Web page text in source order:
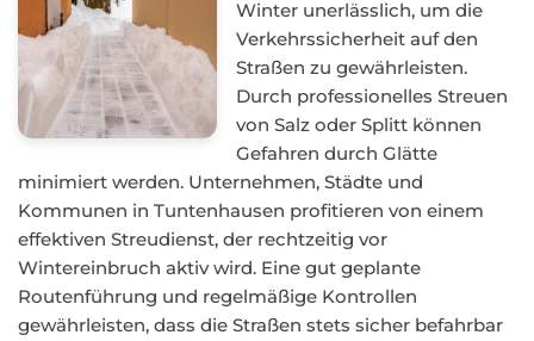
Winter unerlässlich, um die
Verkehrssicherheit auf den
Straßen zu gewährleisten.
Durch professionelles Streuen
von Salz oder Splitt können
Gefahren durch Glätte
minimiert werden. Unternehmen, Städte und
Kommunen in Tuntenhausen profitieren von einem
effektiven Streudienst, der rechtzeitig vor
Wintereinbruch aktiv wird. Eine gut geplante
Routenführung und regelmäßige Kontrollen
gewährleisten, dass die Straßen stets sicher befahrbar